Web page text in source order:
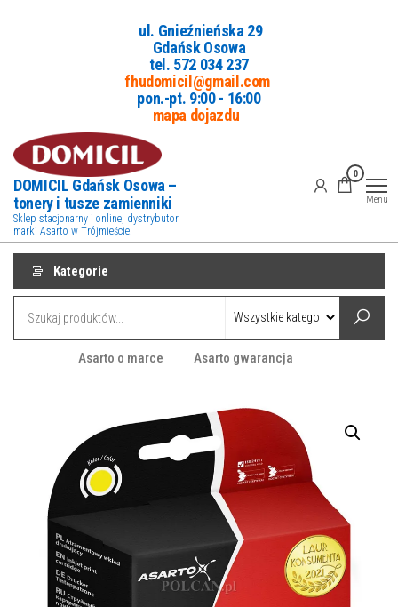
ul. Gnieźnieńska 29
Gdańsk Osowa
tel. 572 034 237
fhudomicil@gmail.com
pon.-pt. 9:00 - 16:00
mapa dojazdu
DOMICIL Gdańsk Osowa –
tonery i tusze zamienniki
Sklep stacjonarny i online, dystrybutor
marki Asarto w Trójmieście.
0
Menu
Kategorie
Asarto o marce Asarto gwarancja